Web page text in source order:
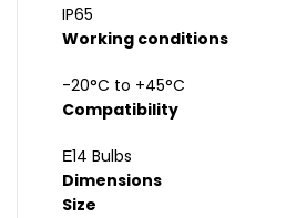
IP65
Working conditions
-20°C to +45°C
Compatibility
Е14 Bulbs
Dimensions
Size